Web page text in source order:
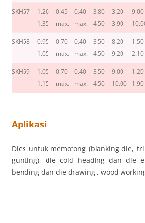
SKH57
1.20-
1.35
0.45
max.
0.40
max.
3.80-
4.50
3.20-
3.90
9.00-
SKH58
0.95-
1.05
0.70
max.
0.40
max.
3.50-
4.50
8.20-
9.20
1.50-
2.10
SKH59
1.05-
1.15
0.70
max.
0.40
max.
3.50-
4.50
9.00-
10.00
1.20-
1.90
Aplikasi
Dies untuk memotong (blanking die,
gunting), die cold heading dan die
bending dan die drawing , wood